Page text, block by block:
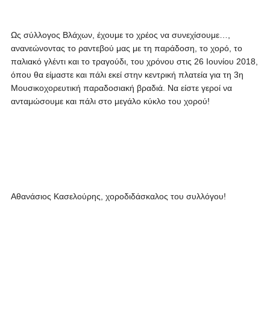
Ως σύλλογος Βλάχων, έχουμε το χρέος να συνεχίσουμε…,
ανανεώνοντας το ραντεβού μας με τη παράδοση, το χορό, το
παλιακό γλέντι και το τραγούδι, του χρόνου στις 26 Ιουνίου 2018,
όπου θα είμαστε και πάλι εκεί στην κεντρική πλατεία για τη 3η
Μουσικοχορευτική παραδοσιακή βραδιά. Να είστε γεροί να
ανταμώσουμε και πάλι στο μεγάλο κύκλο του χορού!
Αθανάσιος Κασελούρης, χοροδιδάσκαλος του συλλόγου!